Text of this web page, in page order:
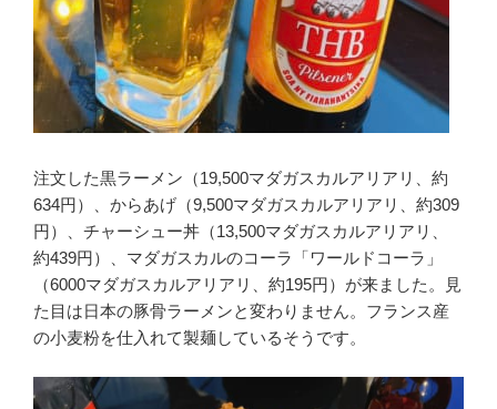
注文した黒ラーメン（19,500マダガスカルアリアリ、約
634円）、からあげ（9,500マダガスカルアリアリ、約309
円）、チャーシュー丼（13,500マダガスカルアリアリ、
約439円）、マダガスカルのコーラ「ワールドコーラ」
（6000マダガスカルアリアリ、約195円）が来ました。見
た目は日本の豚骨ラーメンと変わりません。フランス産
の小麦粉を仕入れて製麺しているそうです。